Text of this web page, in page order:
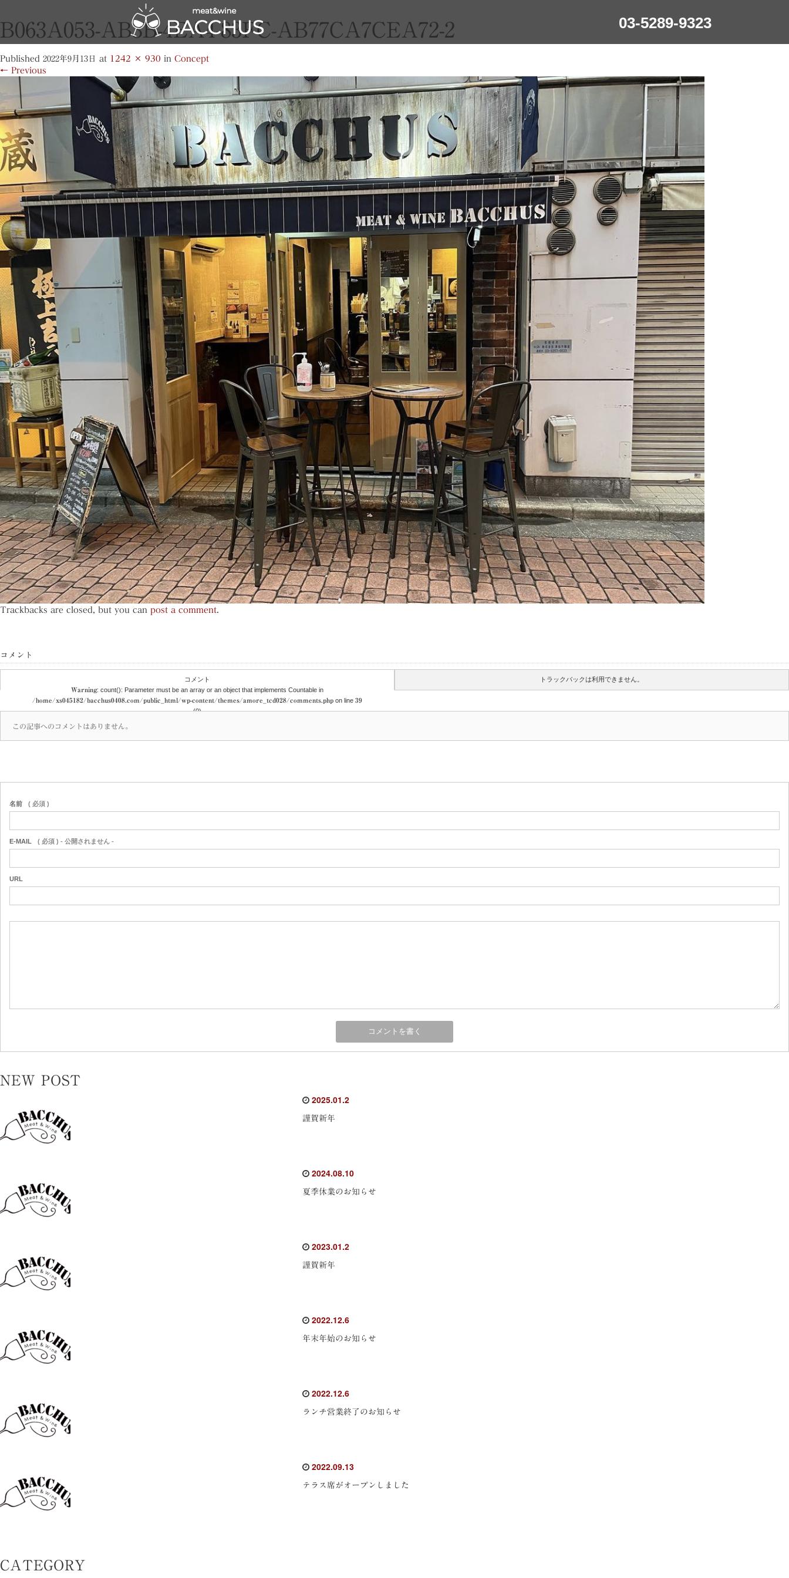
03-5289-9323
B063A053-AB3B-4EA4-83FC-AB77CA7CEA72-2
Published 2022年9月13日 at 1242 × 930 in Concept
← Previous
Trackbacks are closed, but you can post a comment
コメント
コメント
Warning: count(): Parameter must be an array or an object that implements Countable in
/home/xs045182/bacchus0408.com/public_html/wp-content/themes/amore_tcd028/comments.php on line 39
(0)
トラックバックは利用できません。
この記事へのコメントはありません。
名前 ( 必須 )
E-MAIL ( 必須 ) - 公開されません -
URL
NEW POST
2025.01.2
謹賀新年
2024.08.10
夏季休業のお知らせ
2023.01.2
謹賀新年
2022.12.6
年末年始のお知らせ
2022.12.6
ランチ営業終了のお知らせ
2022.09.13
テラス席がオープンしました
CATEGORY